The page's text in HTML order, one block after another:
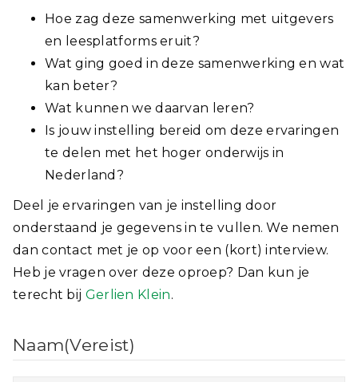
Hoe zag deze samenwerking met uitgevers
en leesplatforms eruit?
Wat ging goed in deze samenwerking en wat
kan beter?
Wat kunnen we daarvan leren?
Is jouw instelling bereid om deze ervaringen
te delen met het hoger onderwijs in
Nederland?
Deel je ervaringen van je instelling door
onderstaand je gegevens in te vullen. We nemen
dan contact met je op voor een (kort) interview.
Heb je vragen over deze oproep? Dan kun je
terecht bij Gerlien Klein.
Naam(Vereist)